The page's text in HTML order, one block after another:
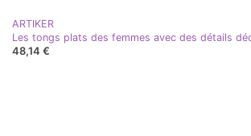
ARTIKER
48,14 €